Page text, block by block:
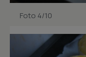
Foto 4/10